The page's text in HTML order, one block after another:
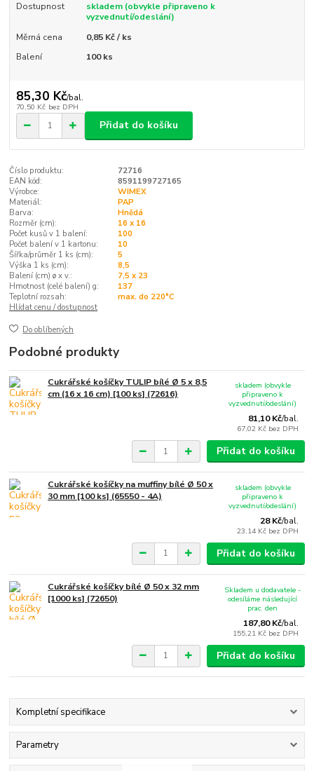
Dostupnost
skladem (obvykle připraveno k
vyzvednutí/odeslání)
Měrná cena
0,85 Kč / ks
Balení
100 ks
85,30 Kč/bal.
70,50 Kč bez DPH
Přidat do košíku
Číslo produktu:
72716
EAN kód:
8591199727165
Výrobce:
WIMEX
Materiál:
PAP
Barva:
Hnědá
Rozměr (cm):
16 x 16
Počet kusů v 1 balení:
100
Počet balení v 1 kartonu:
10
Šířka/průměr 1 ks (cm):
5
Výška 1 ks (cm):
8,5
Balení (cm) ø x v.:
7,5 x 23
Hmotnost (celé balení) g:
137
Teplotní rozsah:
max. do 220°C
Hlídat cenu / dostupnost
Do oblíbených
Podobné produkty
Cukrářské košíčky TULIP bílé Ø 5 x 8,5
cm (16 x 16 cm) [100 ks] (72616)
81,10 Kč/bal.
67,02 Kč bez DPH
skladem (obvykle
připraveno k
vyzvednutí/odeslání)
Přidat do košíku
Cukrářské košíčky na muffiny bílé Ø 50 x
30 mm [100 ks] (65550 - 4A)
28 Kč/bal.
23,14 Kč bez DPH
skladem (obvykle
připraveno k
vyzvednutí/odeslání)
Přidat do košíku
Cukrářské košíčky bílé Ø 50 x 32 mm
[1000 ks] (72650)
187,80 Kč/bal.
155,21 Kč bez DPH
Skladem u dodavatele -
odesíláme následující
prac. den
Přidat do košíku
Kompletní specifikace
Parametry